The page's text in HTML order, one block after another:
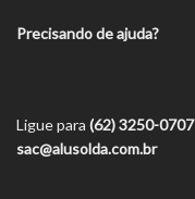
Precisando de ajuda?
Ligue para (62) 3250-0707
sac@alusolda.com.br